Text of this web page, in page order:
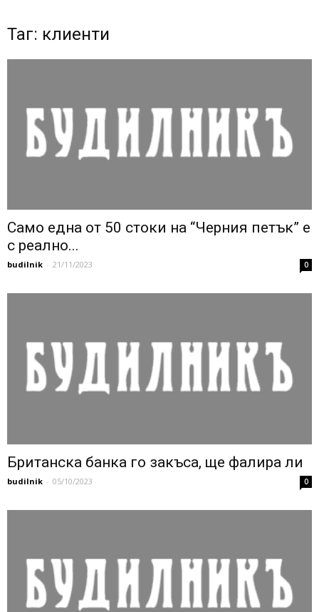
Таг: клиенти
Само една от 50 стоки на “Черния петък” е
с реално...
budilnik - 21/11/2023 0
Британска банка го закъса, ще фалира ли
budilnik - 05/10/2023 0